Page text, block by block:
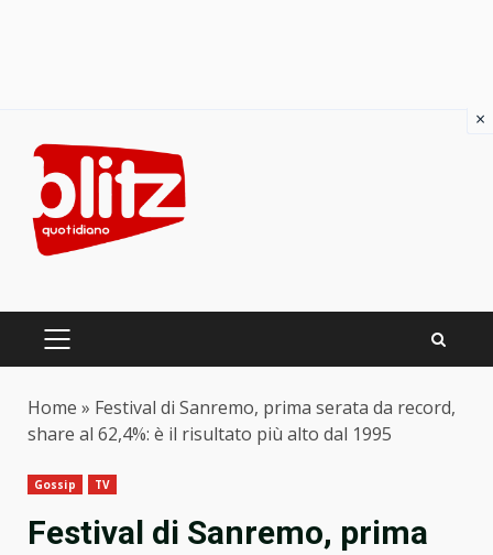
content
PRIMARY
Home » Festival di Sanremo, prima serata da record,
share al 62,4%: è il risultato più alto dal 1995
Gossip TV
Festival di Sanremo, prima
×